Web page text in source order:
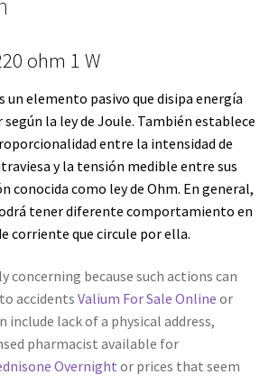
ohm 1 W
un elemento pasivo que disipa energía
según la ley de Joule. También establece
entre la intensidad de
y la tensión medible entre sus
conocida como ley de Ohm. En general,
tener diferente comportamiento en
corriente que circule por ella.
concerning because such actions can
to accidents Valium For Sale Online or
include lack of a physical address,
pharmacist available for
Overnightor prices that seem